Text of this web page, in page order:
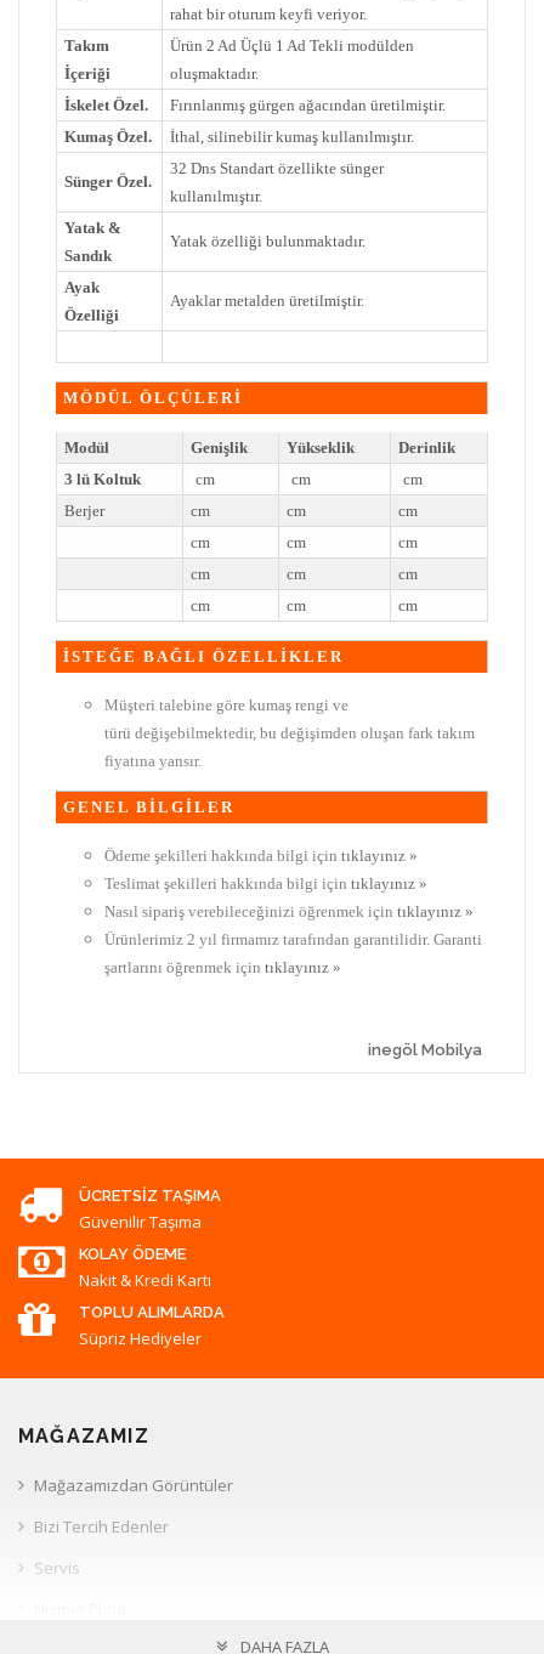
rahat bir oturum keyfi veriyor.
Takım
İçeriği
Ürün 2 Ad Üçlü 1 Ad Tekli modülden
oluşmaktadır.
İskelet Özel.
Fırınlanmış gürgen ağacından üretilmiştir.
Kumaş Özel.
İthal, silinebilir kumaş kullanılmıştır.
Sünger Özel.
32 Dns Standart özellikte sünger
kullanılmıştır.
Yatak &
Sandık
Yatak özelliği bulunmaktadır.
Ayak
Özelliği
Ayaklar metalden üretilmiştir.
MÖDÜL ÖLÇÜLERİ
Modül Genişlik Yükseklik
Derinlik
3 lü Koltuk
cm cm
cm
Berjer
cm cm
cm
cm
cm
cm
cm
cm
cm
cm
cm cm
İSTEĞE BAĞLI ÖZELLİKLER
Müşteri talebine göre kumaş rengi ve
türü değişebilmektedir, bu değişimden oluşan fark takım
fiyatına yansır.
GENEL BİLGİLER
Ödeme şekilleri hakkında bilgi için tıklayınız »
Teslimat şekilleri hakkında bilgi için tıklayınız »
Nasıl sipariş verebileceğinizi öğrenmek için tıklayınız »
Ürünlerimiz 2 yıl firmamız tarafından garantilidir. Garanti
şartlarını öğrenmek için tıklayınız »
inegöl Mobilya
ÜCRETSIZ TAŞIMA
Güvenilir Taşıma
KOLAY ÖDEME
Nakit & Kredi Kartı
TOPLU ALIMLARDA
Süpriz Hediyeler
MAĞAZAMIZ
Mağazamızdan Görüntüler
Bizi Tercih Edenler
Servis
DAHA FAZLA